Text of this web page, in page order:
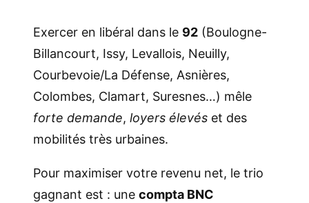
Exercer en libéral dans le 92 (Boulogne-
Billancourt, Issy, Levallois, Neuilly,
Courbevoie/La Défense, Asnières,
Colombes, Clamart, Suresnes…) mêle
forte demande, loyers élevés et des
mobilités très urbaines.
Pour maximiser votre revenu net, le trio
gagnant est : une compta BNC